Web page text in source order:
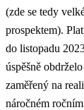
(zde se tedy
prospektem)​.
do listopadu
úspěšně
zaměřený na
náročném